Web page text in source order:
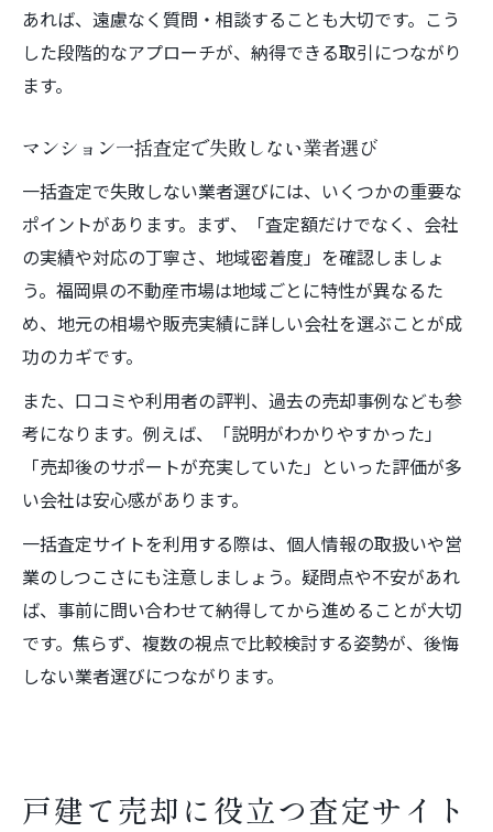
あれば、遠慮なく質問・相談することも大切です。こう
した段階的なアプローチが、納得できる取引につながり
ます。
マンション一括査定で失敗しない業者選び
一括査定で失敗しない業者選びには、いくつかの重要な
ポイントがあります。まず、「査定額だけでなく、会社
の実績や対応の丁寧さ、地域密着度」を確認しましょ
う。福岡県の不動産市場は地域ごとに特性が異なるた
め、地元の相場や販売実績に詳しい会社を選ぶことが成
功のカギです。
また、口コミや利用者の評判、過去の売却事例なども参
考になります。例えば、「説明がわかりやすかった」
「売却後のサポートが充実していた」といった評価が多
い会社は安心感があります。
一括査定サイトを利用する際は、個人情報の取扱いや営
業のしつこさにも注意しましょう。疑問点や不安があれ
ば、事前に問い合わせて納得してから進めることが大切
です。焦らず、複数の視点で比較検討する姿勢が、後悔
しない業者選びにつながります。
戸建て売却に役立つ査定サイト